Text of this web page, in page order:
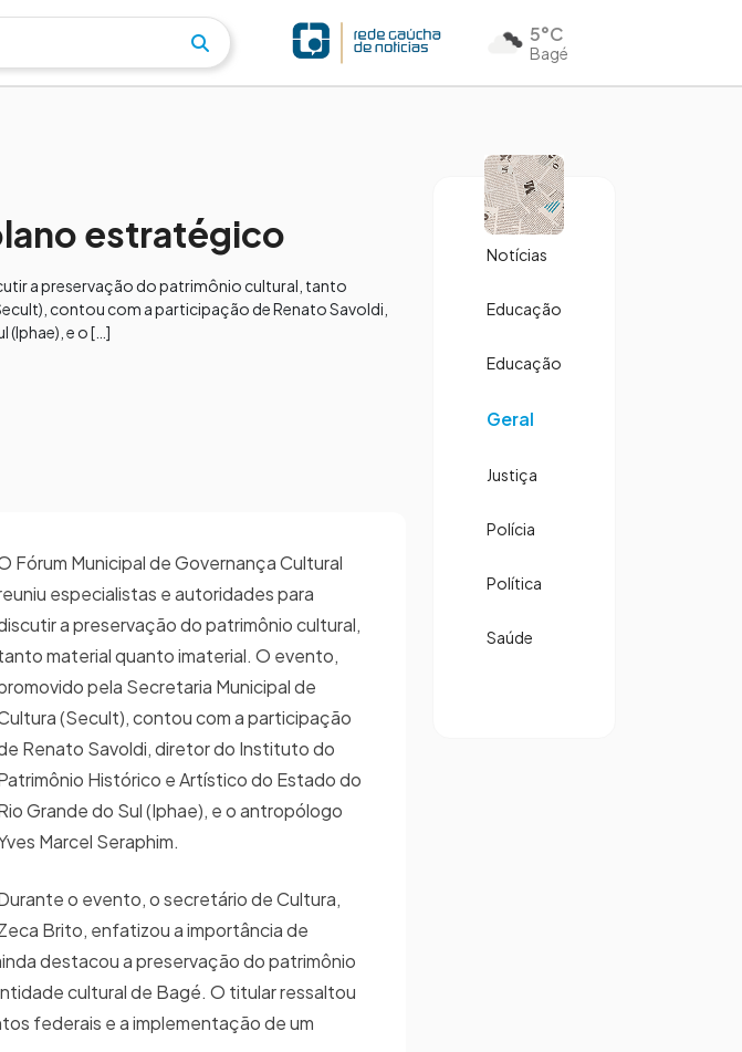
5°C
Bagé
estratégico
a preservação do patrimônio cultural, tanto
contou com a participação de Renato Savoldi,
e o […]
Fórum Municipal de Governança Cultural
especialistas e autoridades para
a preservação do patrimônio cultural,
material quanto imaterial. O evento,
pela Secretaria Municipal de
(Secult), contou com a participação
Renato Savoldi, diretor do Instituto do
Histórico e Artístico do Estado do
Grande do Sul (Iphae), e o antropólogo
Marcel Seraphim.
o evento, o secretário de Cultura,
Brito, enfatizou a importância de
destacou a preservação do patrimônio
cultural de Bagé. O titular ressaltou
federais e a implementação de um
Notícias
Educação
Educação
Geral
Justiça
Polícia
Política
Saúde